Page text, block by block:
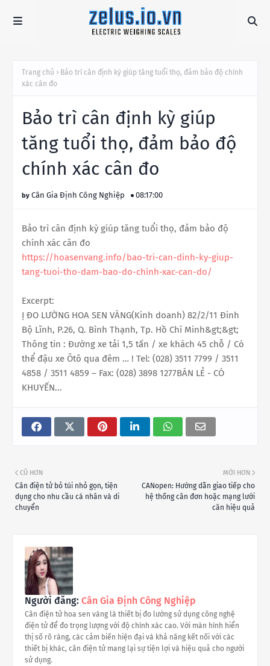
Trang chủ
Bảo trì cân định kỳ giúp tăng tuổi thọ, đảm bảo độ chính
xác cân đo
Bảo trì cân định kỳ giúp
tăng tuổi thọ, đảm bảo độ
chính xác cân đo
Cân Gia Định Công Nghiệp 08:17:00
Bảo trì cân định kỳ giúp tăng tuổi thọ, đảm bảo độ
chính xác cân đo
https://hoasenvang.info/bao-tri-can-dinh-ky-giup-
tang-tuoi-tho-dam-bao-do-chinh-xac-can-do/
Excerpt:
Ị ĐO LƯỜNG HOA SEN VÀNG(Kinh doanh) 82/2/11 Đinh
Bộ Lĩnh, P.26, Q. Bình Thạnh, Tp. Hồ Chí Minh&gt;&gt;
Thông tin : Đường xe tải 1,5 tấn / xe khách 45 chỗ / Có
thể đậu xe Ôtô qua đêm … ! Tel: (028) 3511 7799 / 3511
4858 / 3511 4859 – Fax: (028) 3898 1277BÁN LẺ - CÓ
KHUYẾN...
MỚI HƠN
CANopen: Hướng dẫn giao tiếp cho
hệ thống cân đơn hoặc mạng lưới
cân hiệu quả
CŨ HƠN
Cân điện tử bỏ túi nhỏ gọn, tiện
dụng cho nhu cầu cá nhân và di
chuyển
Người đăng: Cân Gia Định Công Nghiệp
Cân điện tử hoa sen vàng là thiết bị đo lường sử dụng công nghệ
điện tử để đo trọng lượng với độ chính xác cao. Với màn hình hiển
thị số rõ ràng, các cảm biến hiện đại và khả năng kết nối với các
thiết bị khác, cân điện tử mang lại sự tiện lợi và hiệu quả cho người
sử dụng.